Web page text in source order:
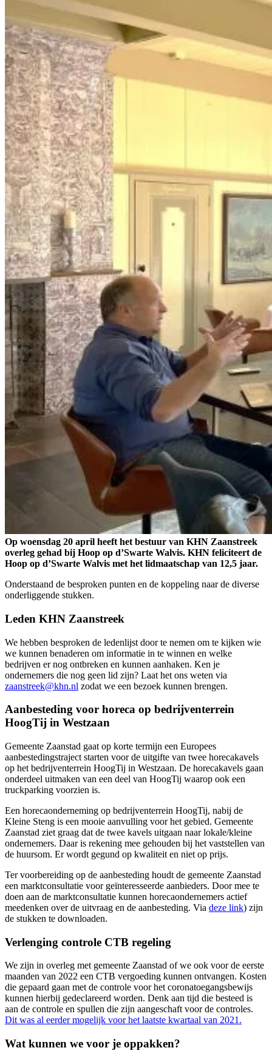
Op woensdag 20 april heeft het bestuur van KHN Zaanstreek
overleg gehad bij Hoop op d’Swarte Walvis. KHN feliciteert de
Hoop op d’Swarte Walvis met het lidmaatschap van 12,5 jaar.
Onderstaand de besproken punten en de koppeling naar de diverse
onderliggende stukken.
Leden KHN Zaanstreek
We hebben besproken de ledenlijst door te nemen om te kijken wie
we kunnen benaderen om informatie in te winnen en welke
bedrijven er nog ontbreken en kunnen aanhaken. Ken je
ondernemers die nog geen lid zijn? Laat het ons weten via
zaanstreek@khn.nl zodat we een bezoek kunnen brengen.
Aanbesteding voor horeca op bedrijventerrein
HoogTij in Westzaan
Gemeente Zaanstad gaat op korte termijn een Europees
aanbestedingstraject starten voor de uitgifte van twee horecakavels
op het bedrijventerrein HoogTij in Westzaan. De horecakavels gaan
onderdeel uitmaken van een deel van HoogTij waarop ook een
truckparking voorzien is.
Een horecaonderneming op bedrijventerrein HoogTij, nabij de
Kleine Steng is een mooie aanvulling voor het gebied. Gemeente
Zaanstad ziet graag dat de twee kavels uitgaan naar lokale/kleine
ondernemers. Daar is rekening mee gehouden bij het vaststellen van
de huursom. Er wordt gegund op kwaliteit en niet op prijs.
Ter voorbereiding op de aanbesteding houdt de gemeente Zaanstad
een marktconsultatie voor geïnteresseerde aanbieders. Door mee te
doen aan de marktconsultatie kunnen horecaondernemers actief
meedenken over de uitvraag en de aanbesteding. Via deze link) zijn
de stukken te downloaden.
Verlenging controle CTB regeling
We zijn in overleg met gemeente Zaanstad of we ook voor de eerste
maanden van 2022 een CTB vergoeding kunnen ontvangen. Kosten
die gepaard gaan met de controle voor het coronatoegangsbewijs
kunnen hierbij gedeclareerd worden. Denk aan tijd die besteed is
aan de controle en spullen die zijn aangeschaft voor de controles.
Dit was al eerder mogelijk voor het laatste kwartaal van 2021.
Wat kunnen we voor je oppakken?